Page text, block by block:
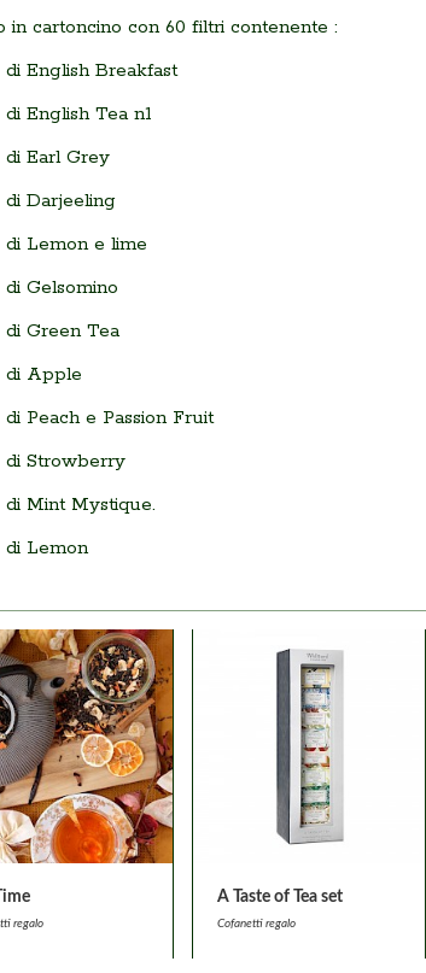
in cartoncino con 60 filtri contenente :
English Breakfast
English Tea n1
di Earl Grey
di Darjeeling
di Lemon e lime
Gelsomino
Green Tea
di Apple
Peach e Passion Fruit
di Strowberry
di Mint Mystique.
di Lemon
regalo
A Taste of Tea set
Cofanetti regalo